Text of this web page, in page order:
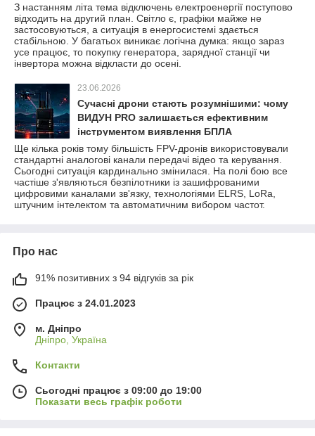
З настанням літа тема відключень електроенергії поступово
відходить на другий план. Світло є, графіки майже не
застосовуються, а ситуація в енергосистемі здається
стабільною. У багатьох виникає логічна думка: якщо зараз
усе працює, то покупку генератора, зарядної станції чи
інвертора можна відкласти до осені.
23.06.2026
Сучасні дрони стають розумнішими: чому
ВИДУН PRO залишається ефективним
інструментом виявлення БПЛА
Ще кілька років тому більшість FPV-дронів використовували
стандартні аналогові канали передачі відео та керування.
Сьогодні ситуація кардинально змінилася. На полі бою все
частіше з'являються безпілотники із зашифрованими
цифровими каналами зв'язку, технологіями ELRS, LoRa,
штучним інтелектом та автоматичним вибором частот.
Про нас
91% позитивних з 94 відгуків за рік
Працює з 24.01.2023
м. Дніпро
Дніпро, Україна
Контакти
Сьогодні працює з 09:00 до 19:00
Показати весь графік роботи